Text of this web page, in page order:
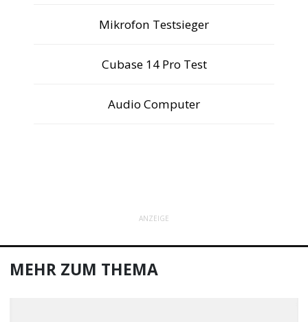
Mikrofon Testsieger
Cubase 14 Pro Test
Audio Computer
ANZEIGE
MEHR ZUM THEMA